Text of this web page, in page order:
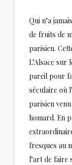
Qui n’a
de fruits de
parisien.
L’Alsace sur
pareil pour
séculaire où
parisien
homard. En
fresques au
l’art de faire